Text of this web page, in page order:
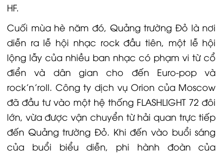
HF.
Cuối mùa hè năm đó, Quảng trường Đỏ là nơi
diễn ra lễ hội nhạc rock đầu tiên, một lễ hội
lộng lẫy của nhiều ban nhạc có phạm vi từ cổ
điển và dân gian cho đến Euro-pop và
rock’n’roll. Công ty dịch vụ Orion của Moscow
đã đầu tư vào một hệ thống FLASHLIGHT 72 đôi
lớn, vừa được vận chuyển từ hải quan trực tiếp
đến Quảng trường Đỏ. Khi đến vào buổi sáng
của buổi biểu diễn, phi hành đoàn của